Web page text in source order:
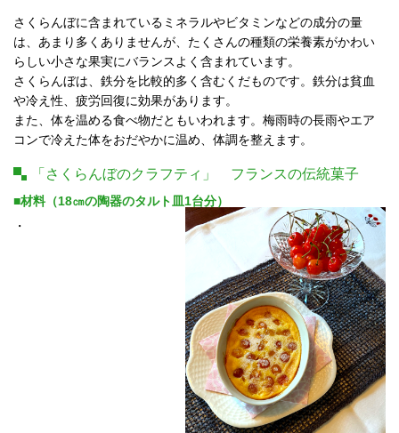
さくらんぼに含まれているミネラルやビタミンなどの成分の量
は、あまり多くありませんが、たくさんの種類の栄養素がかわい
らしい小さな果実にバランスよく含まれています。
さくらんぼは、鉄分を比較的多く含むくだものです。鉄分は貧血
や冷え性、疲労回復に効果があります。
また、体を温める食べ物だともいわれます。梅雨時の長雨やエア
コンで冷えた体をおだやかに温め、体調を整えます。
「さくらんぼのクラフティ」 フランスの伝統菓子
■材料（18㎝の陶器のタルト皿1台分）
・